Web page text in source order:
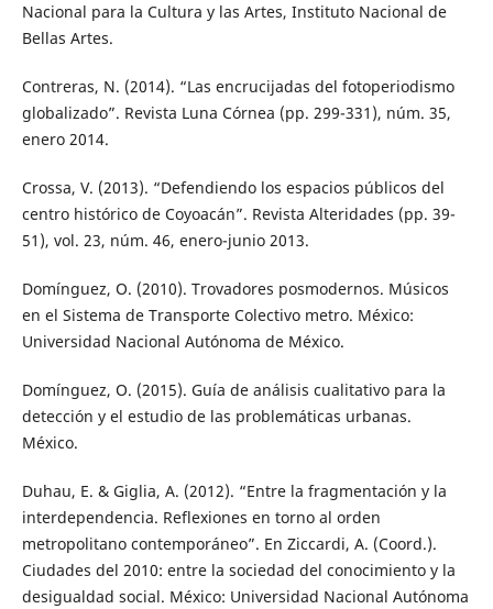
Nacional para la Cultura y las Artes, Instituto Nacional de
Bellas Artes.
Contreras, N. (2014). “Las encrucijadas del fotoperiodismo
globalizado”. Revista Luna Córnea (pp. 299-331), núm. 35,
enero 2014.
Crossa, V. (2013). “Defendiendo los espacios públicos del
centro histórico de Coyoacán”. Revista Alteridades (pp. 39-
51), vol. 23, núm. 46, enero-junio 2013.
Domínguez, O. (2010). Trovadores posmodernos. Músicos
en el Sistema de Transporte Colectivo metro. México:
Universidad Nacional Autónoma de México.
Domínguez, O. (2015). Guía de análisis cualitativo para la
detección y el estudio de las problemáticas urbanas.
México.
Duhau, E. & Giglia, A. (2012). “Entre la fragmentación y la
interdependencia. Reflexiones en torno al orden
metropolitano contemporáneo”. En Ziccardi, A. (Coord.).
Ciudades del 2010: entre la sociedad del conocimiento y la
desigualdad social. México: Universidad Nacional Autónoma